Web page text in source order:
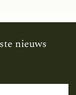
nieuws